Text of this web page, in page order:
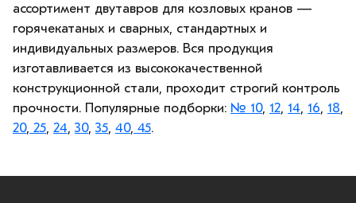
ассортимент двутавров для козловых кранов —
горячекатаных и сварных, стандартных и
индивидуальных размеров. Вся продукция
изготавливается из высококачественной
конструкционной стали, проходит строгий контроль
прочности. Популярные подборки: № 10, 12, 14, 16, 18,
20, 25, 24, 30, 35, 40, 45.